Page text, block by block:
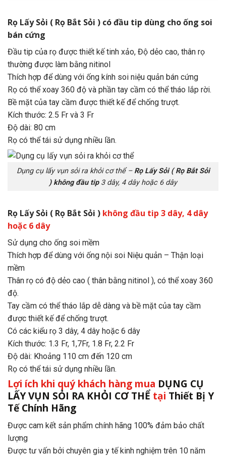
Rọ Lấy Sỏi ( Rọ Bắt Sỏi ) có đầu tip dùng cho ống soi
bán cứng
Đầu tip của rọ được thiết kế tinh xảo, Độ dẻo cao, thân rọ
thường được làm bằng nitinol
Thích hợp để dùng với ống kính soi niệu quản bán cứng
Rọ có thể xoay 360 độ và phần tay cầm có thể tháo lắp rời.
Bề mặt của tay cầm được thiết kế để chống trượt.
Kích thước: 2.5 Fr và 3 Fr
Độ dài: 80 cm
Rọ có thể tái sử dụng nhiều lần.
Dụng cụ lấy vụn sỏi ra khỏi cơ thể – Rọ Lấy Sỏi ( Rọ Bắt Sỏi
)không đầu tip3 dây, 4 dây hoặc 6 dây
Rọ Lấy Sỏi ( Rọ Bắt Sỏi ) không đầu tip 3 dây, 4 dây
hoặc 6 dây
Sử dụng cho ống soi mềm
Thích hợp để dùng với ống nội soi Niệu quản – Thận loại
mềm
Thân rọ có độ dẻo cao ( thân bằng nitinol ), có thể xoay 360
độ.
Tay cầm có thể tháo lắp dễ dàng và bề mặt của tay cầm
được thiết kế để chống trượt.
Có các kiểu rọ 3 dây, 4 dây hoặc 6 dây
Kích thước: 1.3 Fr, 1,7Fr, 1.8 Fr, 2.2 Fr
Độ dài: Khoảng 110 cm đến 120 cm
Rọ có thể tái sử dụng nhiều lần.
Lợi ích khi quý khách hàng mua DỤNG CỤ
LẤY VỤN SỎI RA KHỎI CƠ THỂ tại Thiết Bị Y
Tế Chính Hãng
Được cam kết sản phẩm chính hãng 100% đảm bảo chất
lượng
Được tư vấn bởi chuyên gia y tế kinh nghiệm trên 10 năm